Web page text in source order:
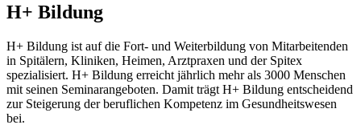
H+ Bildung
H+ Bildung ist auf die Fort- und Weiterbildung von Mitarbeitenden
in Spitälern, Kliniken, Heimen, Arztpraxen und der Spitex
spezialisiert. H+ Bildung erreicht jährlich mehr als 3000 Menschen
mit seinen Seminarangeboten. Damit trägt H+ Bildung entscheidend
zur Steigerung der beruflichen Kompetenz im Gesundheitswesen
bei.